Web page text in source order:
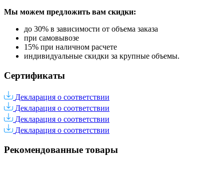
Мы можем предложить вам скидки:
до 30% в зависимости от объема заказа
при самовывозе
15% при наличном расчете
индивидуальные скидки за крупные объемы.
Сертификаты
Декларация о соответствии
Декларация о соответствии
Декларация о соответствии
Декларация о соответствии
Рекомендованные товары